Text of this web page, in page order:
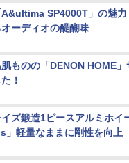
A&ultima SP4000T」の魅
オーディオの醍醐味
ものの「DENON HOME
！
イズ鍛造1ピースアルミホイ
」軽量なままに剛性を向上